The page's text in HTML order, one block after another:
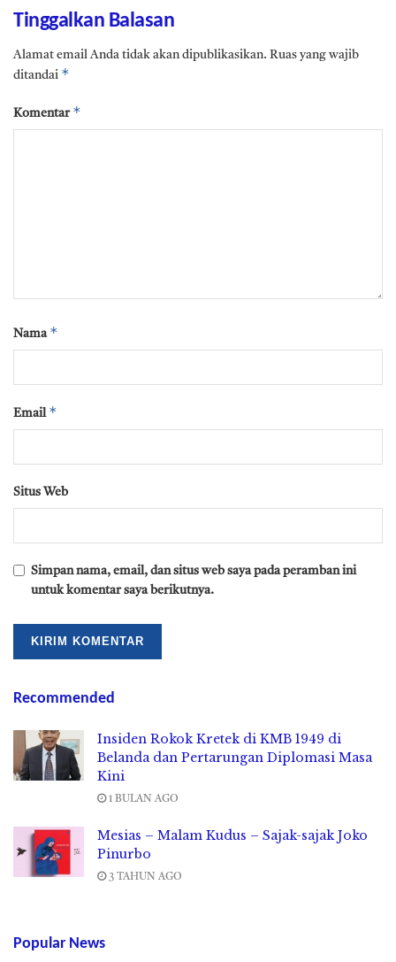
Tinggalkan Balasan
Alamat email Anda tidak akan dipublikasikan. Ruas yang wajib
ditandai *
Komentar *
Nama *
Email *
Situs Web
Simpan nama, email, dan situs web saya pada peramban ini
untuk komentar saya berikutnya.
Recommended
Insiden Rokok Kretek di KMB 1949 di
Belanda dan Pertarungan Diplomasi Masa
Kini
1 BULAN AGO
Mesias – Malam Kudus – Sajak-sajak Joko
Pinurbo
3 TAHUN AGO
Popular News